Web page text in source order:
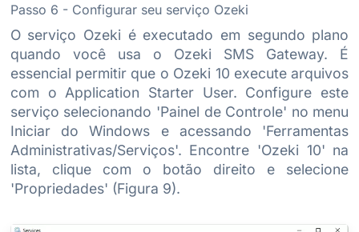
Passo 6 - Configurar seu serviço Ozeki
O serviço Ozeki é executado em segundo plano
quando você usa o Ozeki SMS Gateway. É
essencial permitir que o Ozeki 10 execute arquivos
com o Application Starter User. Configure este
serviço selecionando 'Painel de Controle' no menu
Iniciar do Windows e acessando 'Ferramentas
Administrativas/Serviços'. Encontre 'Ozeki 10' na
lista, clique com o botão direito e selecione
'Propriedades' (Figura 9).